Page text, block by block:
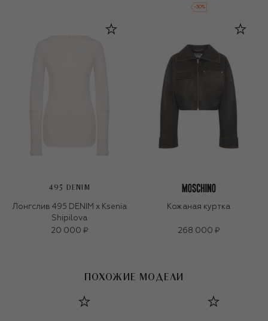
-30%
495 DENIM
Лонгслив 495 DENIM х Ksenia
Shipilova
20 000 ₽
Кожаная куртка
268 000 ₽
ПОХОЖИЕ МОДЕЛИ